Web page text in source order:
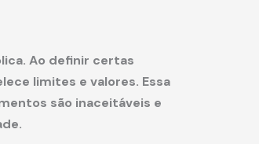
Ao definir certas
limites e valores. Essa
são inaceitáveis e